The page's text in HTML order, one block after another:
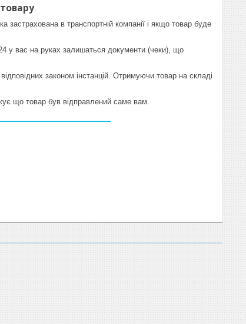
в транспортній компанії і якщо товар буде
у вас на руках залишаться документи (чеки), що
законом інстанцій. Отримуючи товар на складі
що товар був відправлений саме вам.